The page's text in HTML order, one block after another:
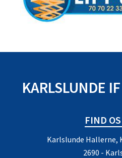
KARLSLUNDE
FIND
Karlslunde Hallerne,
2690 -